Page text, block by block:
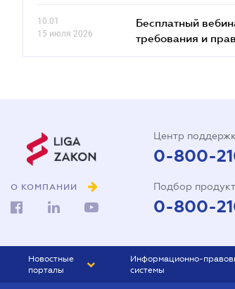
10.01
15 июля 2026
Бесплатный
требования и
О КОМПАНИИ
Центр
0-800-
Подбор
0-800-
Новостные
порталы
Информационно-
системы